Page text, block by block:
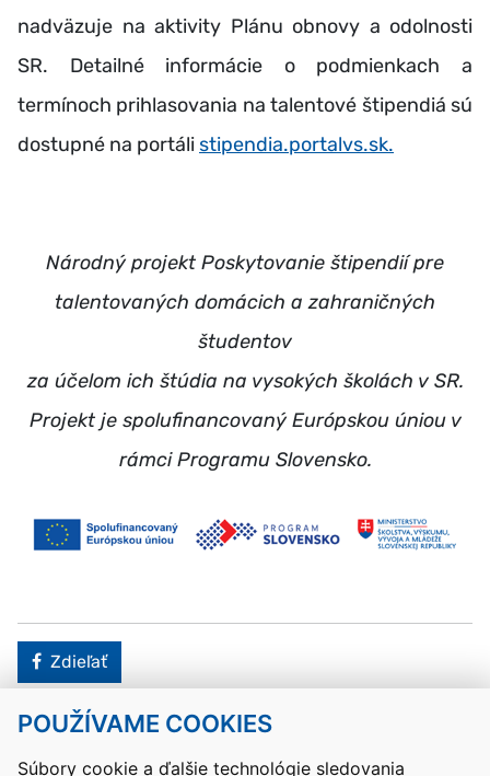
POUŽÍVAME COOKIES
Súbory cookie a ďalšie technológie sledovania
nadväzuje na aktivity Plánu obnovy a odolnosti
SR. Detailné informácie o podmienkach a
termínoch prihlasovania na talentové štipendiá sú
dostupné na portáli stipendia.portalvs.sk.
Národný projekt Poskytovanie štipendií pre
talentovaných domácich a zahraničných
študentov
za účelom ich štúdia na vysokých školách v SR.
Projekt je spolufinancovaný Európskou úniou v
rámci Programu Slovensko.
Facebook
Zdieľať